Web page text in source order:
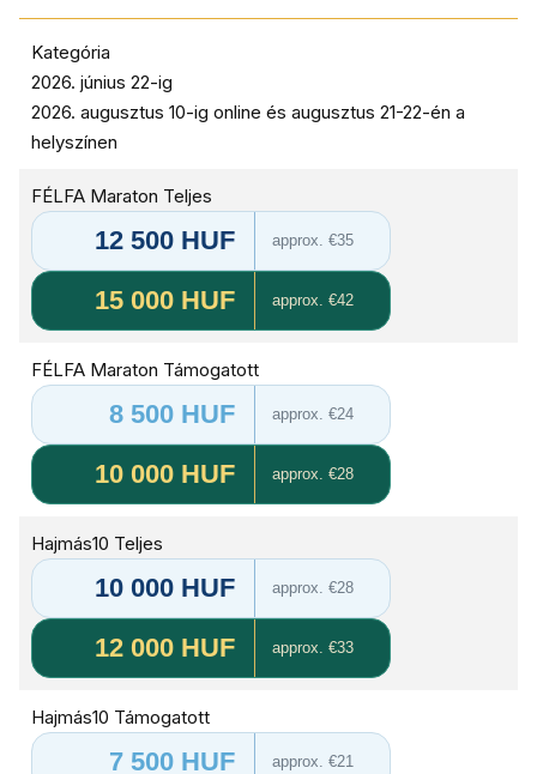
Kategória
2026. június 22-ig
2026. augusztus 10-ig online és augusztus 21-22-én a
helyszínen
FÉLFA Maraton Teljes
12 500 HUF approx. €35
15 000 HUF approx. €42
FÉLFA Maraton Támogatott
8 500 HUF approx. €24
10 000 HUF approx. €28
Hajmás10 Teljes
10 000 HUF approx. €28
12 000 HUF approx. €33
Hajmás10 Támogatott
7 500 HUF approx. €21